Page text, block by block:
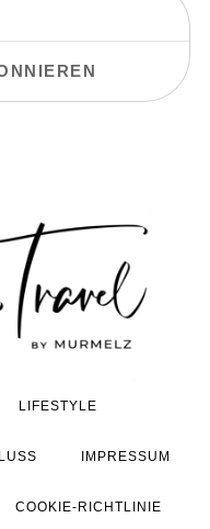
LIFESTYLE
IMPRESSUM
COOKIE-RICHTLINIE